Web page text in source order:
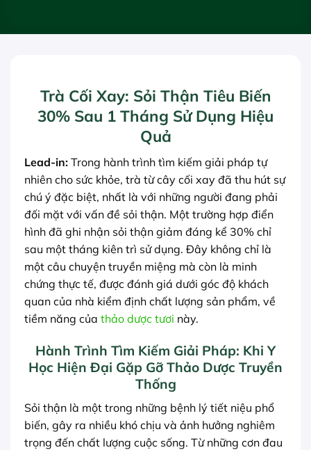
Trà Cối Xay: Sỏi Thận Tiêu Biến
30% Sau 1 Tháng Sử Dụng Hiệu
Quả
Lead-in: Trong hành trình tìm kiếm giải pháp tự
nhiên cho sức khỏe, trà từ cây cối xay đã thu hút sự
chú ý đặc biệt, nhất là với những người đang phải
đối mặt với vấn đề sỏi thận. Một trường hợp điển
hình đã ghi nhận sỏi thận giảm đáng kể 30% chỉ
sau một tháng kiên trì sử dụng. Đây không chỉ là
một câu chuyện truyền miệng mà còn là minh
chứng thực tế, được đánh giá dưới góc độ khách
quan của nhà kiểm định chất lượng sản phẩm, về
tiềm năng của thảo dược tươi này.
Hành Trình Tìm Kiếm Giải Pháp: Khi Y
Học Hiện Đại Gặp Gỡ Thảo Dược Truyền
Thống
Sỏi thận là một trong những bệnh lý tiết niệu phổ
biến, gây ra nhiều khó chịu và ảnh hưởng nghiêm
trọng đến chất lượng cuộc sống. Từ những cơn đau